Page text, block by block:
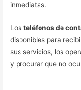
inmediatas.
Losteléfonos de
disponibles para
sus servicios, los
y procurar que no